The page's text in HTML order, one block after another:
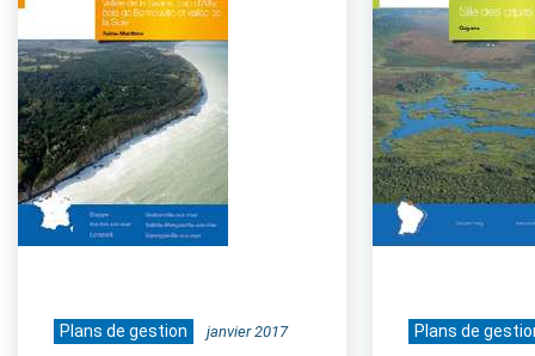
Plans de gestion janvier 2017 Plans de